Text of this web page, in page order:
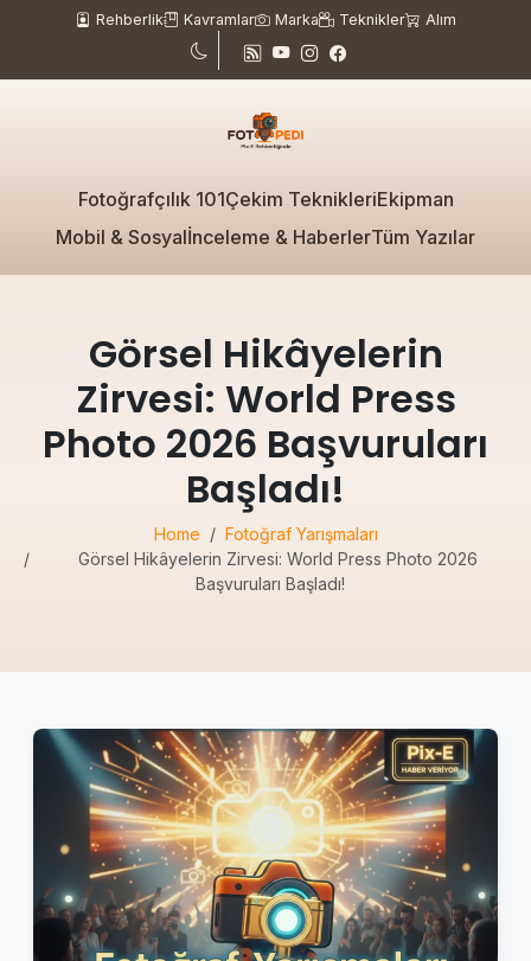
Rehberlik Kavramlar Marka Teknikler Alım
Fotoğrafçılık 101Çekim TeknikleriEkipman
Mobil & Sosyalİnceleme & HaberlerTüm Yazılar
Görsel Hikâyelerin
Zirvesi: World Press
Photo 2026 Başvuruları
Başladı!
Home
Fotoğraf Yarışmaları
Görsel Hikâyelerin Zirvesi: World Press Photo 2026
Başvuruları Başladı!